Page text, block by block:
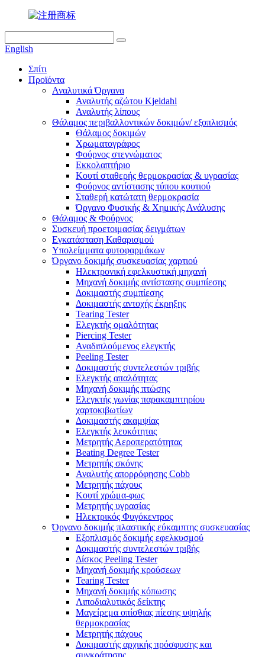
English
Σπίτι
Προϊόντα
Αναλυτικά Όργανα
Αναλυτής αζώτου Kjeldahl
Αναλυτής λίπους
Θάλαμος περιβαλλοντικών δοκιμών/ εξοπλισμός
Θάλαμος δοκιμών
Χρωματογράφος
Φούρνος στεγνώματος
Εκκολαπτήριο
Κουτί σταθερής θερμοκρασίας & υγρασίας
Φούρνος αντίστασης τύπου κουτιού
Σταθερή κατώτατη θερμοκρασία
Όργανο Φυσικής & Χημικής Ανάλυσης
Θάλαμος & Φούρνος
Συσκευή προετοιμασίας δειγμάτων
Εγκατάσταση Καθαρισμού
Υπολείμματα φυτοφαρμάκων
Όργανο δοκιμής συσκευασίας χαρτιού
Ηλεκτρονική εφελκυστική μηχανή
Μηχανή δοκιμής αντίστασης συμπίεσης
Δοκιμαστής συμπίεσης
Δοκιμαστής αντοχής έκρηξης
Tearing Tester
Ελεγκτής ομαλότητας
Piercing Tester
Αναδιπλούμενος ελεγκτής
Peeling Tester
Δοκιμαστής συντελεστών τριβής
Ελεγκτής απαλότητας
Μηχανή δοκιμής πτώσης
Ελεγκτής γωνίας παρακαμπτηρίου
χαρτοκιβωτίων
Δοκιμαστής ακαμψίας
Ελεγκτής λευκότητας
Μετρητής Αεροπερατότητας
Beating Degree Tester
Μετρητής σκόνης
Αναλυτής απορρόφησης Cobb
Μετρητής πάχους
Κουτί χρώμα-φως
Μετρητής υγρασίας
Ηλεκτρικός Φυγόκεντρος
Όργανο δοκιμής πλαστικής εύκαμπτης συσκευασίας
Εξοπλισμός δοκιμής εφελκυσμού
Δοκιμαστής συντελεστών τριβής
Δίσκος Peeling Tester
Μηχανή δοκιμής κρούσεων
Tearing Tester
Μηχανή δοκιμής κόπωσης
Λιποδιαλυτικός δείκτης
Μαγείρεμα οπίσθιας πίεσης υψηλής
θερμοκρασίας
Μετρητής πάχους
Δοκιμαστής αρχικής πρόσφυσης και
συγκράτησης